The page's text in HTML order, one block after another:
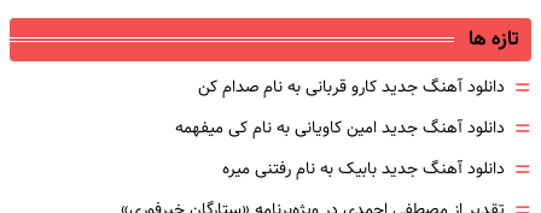
تازه ها
= دانلود آهنگ جدید کارو قربانی به نام صدام کن
= دانلود آهنگ جدید امین کاویانی به نام کی میفهمه
= دانلود آهنگ جدید بابیک به نام رفتنی میره